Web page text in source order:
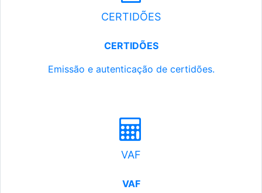
CERTIDÕES
CERTIDÕES
Emissão e autenticação de certidões.
VAF
VAF